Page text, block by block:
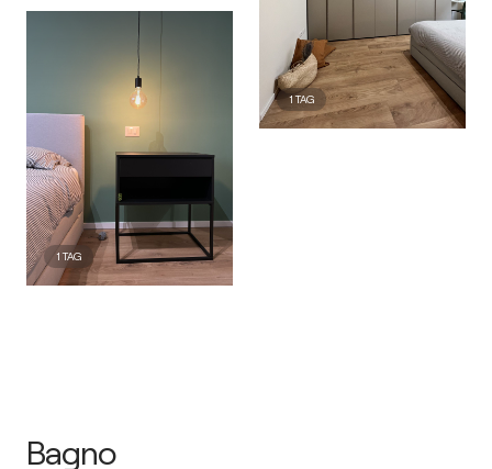
1 TAG
1TAG
Bagno